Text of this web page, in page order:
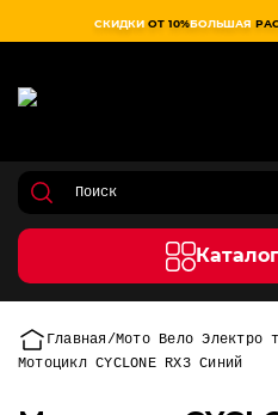
СКИДКИ ОТ 10%БОЛЬШАЯ
Главная Мото Вело Электро
Мотоцикл CYCLONE RX3 Синий